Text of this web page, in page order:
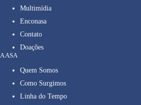
Multimídia
Enconasa
Contato
Doações
A ASA
Quem Somos
Como Surgimos
Linha do Tempo